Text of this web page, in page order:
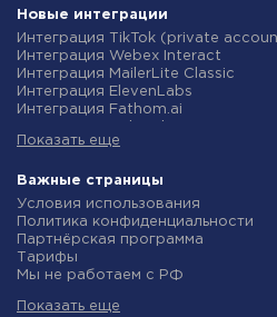
Интеграция Новая Почта
Интеграция Binotel
Интеграция OpenAI (ChatGPT)
Интеграция Prom
Интеграция Приват24
Интеграция OLX
Интеграция TurboSMS
Интеграция SendPulse
Интеграция Stream Telecom
Интеграция Google Analytics
Интеграция Creatio
Интеграция Ringostat
Интеграция Google Calendar
Интеграция Airtable
Интеграция RO App
Новые интеграции
Интеграция TikTok (private
Интеграция Webex Interact
Интеграция MailerLite Classic
Интеграция ElevenLabs
Интеграция Fathom.ai
Интеграция Olostep
Интеграция Gyazo
Интеграция Straico
Интеграция Rows
Интеграция Firecrawl
Интеграция Binotel SmartCRM
Интеграция Perplexity AI
Интеграция Smartlead
Показать еще
Важные страницы
Условия использования
Политика конфиденциальности
Партнёрская программа
Тарифы
Мы не работаем с РФ
Индивидуальная разработка
Показать еще